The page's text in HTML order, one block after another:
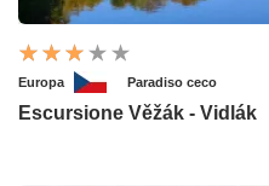
Europa Paradiso ceco
Escursione Věžák - Vidlák